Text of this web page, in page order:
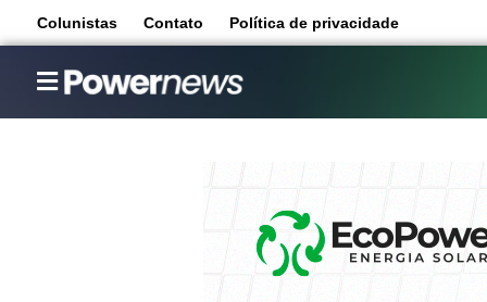
Colunistas Contato Política de privacidade